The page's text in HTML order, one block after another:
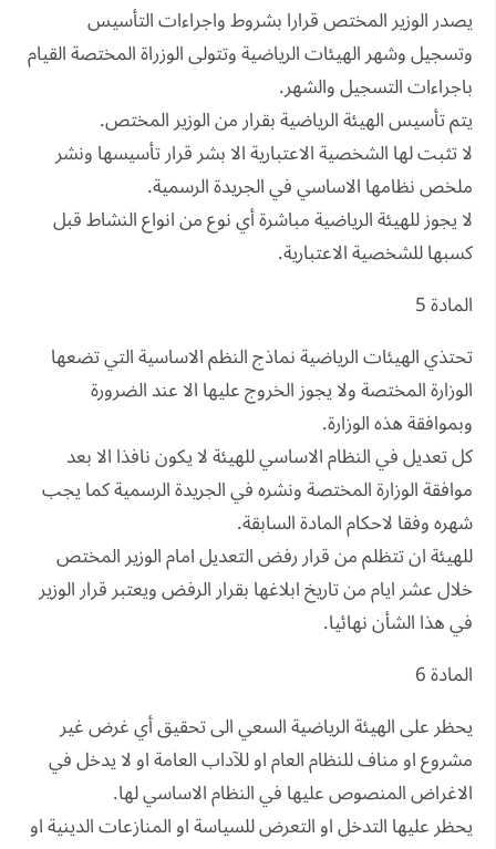
يصدر الوزير المختص قرارا بشروط واجراءات التأسيس
وتسجيل وشهر الهيئات الرياضية وتتولى الوزراة المختصة القيام
باجراءات التسجيل والشهر.
يتم تأسيس الهيئة الرياضية بقرار من الوزير المختص.
لا تثبت لها الشخصية الاعتبارية الا بشر قرار تأسيسها ونشر
ملخص نظامها الاساسي في الجريدة الرسمية.
لا يجوز للهيئة الرياضية مباشرة أي نوع من انواع النشاط قبل
كسبها للشخصية الاعتبارية.
المادة 5
تحتذي الهيئات الرياضية نماذج النظم الاساسية التي تضعها
الوزارة المختصة ولا يجوز الخروج عليها الا عند الضرورة
وبموافقة هذه الوزارة.
كل تعديل في النظام الاساسي للهيئة لا يكون نافذا الا بعد
موافقة الوزارة المختصة ونشره في الجريدة الرسمية كما يجب
شهره وفقا لاحكام المادة السابقة.
للهيئة ان تتظلم من قرار رفض التعديل امام الوزير المختص
خلال عشر ايام من تاريخ ابلاغها بقرار الرفض ويعتبر قرار الوزير
في هذا الشأن نهائيا.
المادة 6
يحظر على الهيئة الرياضية السعي الى تحقيق أي غرض غير
مشروع او مناف للنظام العام او للآداب العامة او لا يدخل في
الاغراض المنصوص عليها في النظام الاساسي لها.
يحظر عليها التدخل او التعرض للسياسة او المنازعات الدينية او